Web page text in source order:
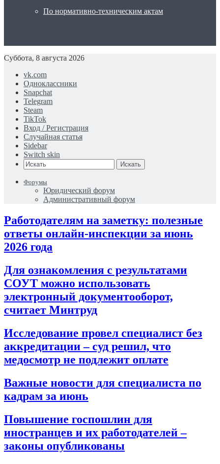
По нормативно-техническим актам
Суббота, 8 августа 2026
vk.com
Одноклассники
Snapchat
Telegram
Steam
TikTok
Вход / Регистрация
Случайная статья
Sidebar
Switch skin
Искать
Форумы
Юридический форум
Административный форум
Работодателям на заметку: полезные
ответы онлайн-инспекции за июнь
2026 года
Для ознакомления с результатами
СОУТ можно использовать
электронный документооборот,
считает Минтруд
Исследование провел специалист без
аккредитации – суд решил, что
медосмотр не подлежит оплате
Важные новости для специалиста по
кадрам за июнь
Повышение госпошлин для
иностранцев и их работодателей –
законы опубликованы